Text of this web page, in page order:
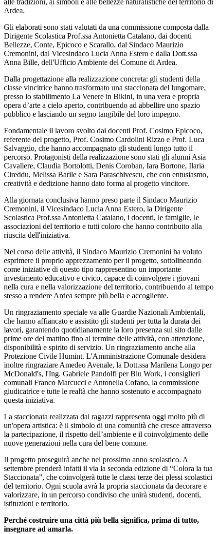
alle tradizioni, ai simboli e alle bellezze naturalistiche del territorio di
Ardea.
Gli elaborati sono stati valutati da una commissione composta dalla
Dirigente Scolastica Prof.ssa Antonietta Catalano, dai docenti
Bellezze, Conte, Epicoco e Scarallo, dal Sindaco Maurizio
Cremonini, dal Vicesindaco Lucia Anna Estero e dalla Dott.ssa
Anna Bille, dell'Ufficio Ambiente del Comune di Ardea.
Dalla progettazione alla realizzazione concreta: gli studenti della
classe vincitrice hanno trasformato una staccionata del lungomare,
presso lo stabilimento La Venere in Bikini, in una vera e propria
opera d’arte a cielo aperto, contribuendo ad abbellire uno spazio
pubblico e lasciando un segno tangibile del loro impegno.
Fondamentale il lavoro svolto dai docenti Prof. Cosimo Epicoco,
referente del progetto, Prof. Cosimo Cardolini Rizzo e Prof. Luca
Salvaggio, che hanno accompagnato gli studenti lungo tutto il
percorso. Protagonisti della realizzazione sono stati gli alunni Asia
Cavaliere, Claudia Bortolotti, Denis Coroban, Iara Bortone, Ilaria
Cireddu, Melissa Barile e Sara Paraschivescu, che con entusiasmo,
creatività e dedizione hanno dato forma al progetto vincitore.
Alla giornata conclusiva hanno preso parte il Sindaco Maurizio
Cremonini, il Vicesindaco Lucia Anna Estero, la Dirigente
Scolastica Prof.ssa Antonietta Catalano, i docenti, le famiglie, le
associazioni del territorio e tutti coloro che hanno contribuito alla
riuscita dell'iniziativa.
Nel corso delle attività, il Sindaco Maurizio Cremonini ha voluto
esprimere il proprio apprezzamento per il progetto, sottolineando
come iniziative di questo tipo rappresentino un importante
investimento educativo e civico, capace di coinvolgere i giovani
nella cura e nella valorizzazione del territorio, contribuendo al tempo
stesso a rendere Ardea sempre più bella e accogliente.
Un ringraziamento speciale va alle Guardie Nazionali Ambientali,
che hanno affiancato e assistito gli studenti per tutta la durata dei
lavori, garantendo quotidianamente la loro presenza sul sito dalle
prime ore del mattino fino al termine delle attività, con attenzione,
disponibilità e spirito di servizio. Un ringraziamento anche alla
Protezione Civile Humint. L'Amministrazione Comunale desidera
inoltre ringraziare Amedeo Avenale, la Dott.ssa Marilena Longo per
McDonald's, l'Ing. Gabriele Pandolfi per Blu Work, i consiglieri
comunali Franco Marcucci e Antonella Cofano, la commissione
giudicatrice e tutte le realtà che hanno sostenuto e accompagnato
questa iniziativa.
La staccionata realizzata dai ragazzi rappresenta oggi molto più di
un'opera artistica: è il simbolo di una comunità che cresce attraverso
la partecipazione, il rispetto dell’ambiente e il coinvolgimento delle
nuove generazioni nella cura del bene comune.
Il progetto proseguirà anche nel prossimo anno scolastico. A
settembre prenderà infatti il via la seconda edizione di “Colora la tua
Staccionata”, che coinvolgerà tutte le classi terze dei plessi scolastici
del territorio. Ogni scuola avrà la propria staccionata da decorare e
valorizzare, in un percorso condiviso che unirà studenti, docenti,
istituzioni e territorio.
Perché costruire una città più bella significa, prima di tutto,
insegnare ad amarla.